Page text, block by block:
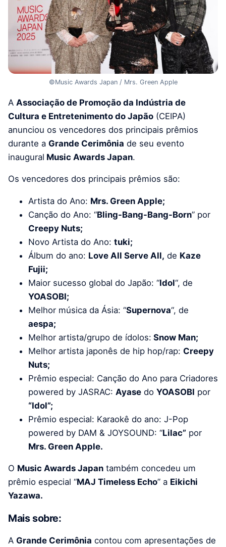
©Music Awards Japan / Mrs. Green Apple
A Associação de Promoção da Indústria de
Cultura e Entretenimento do Japão (CEIPA)
anunciou os vencedores dos principais prêmios
durante a Grande Cerimônia de seu evento
inaugural Music Awards Japan.
Os vencedores dos principais prêmios são:
Artista do Ano: Mrs. Green Apple;
Canção do Ano: “Bling-Bang-Bang-Born” por
Creepy Nuts;
Novo Artista do Ano: tuki;
Álbum do ano: Love All Serve All, de Kaze
Fujii;
Maior sucesso global do Japão: “Idol“, de
YOASOBI;
Melhor música da Ásia: “Supernova“, de
aespa;
Melhor artista/grupo de ídolos: Snow Man;
Melhor artista japonês de hip hop/rap: Creepy
Nuts;
Prêmio especial: Canção do Ano para Criadores
powered by JASRAC: Ayase do YOASOBI por
“Idol”;
Prêmio especial: Karaokê do ano: J-Pop
powered by DAM & JOYSOUND: “Lilac” por
Mrs. Green Apple.
O Music Awards Japan também concedeu um
prêmio especial “MAJ Timeless Echo” a Eikichi
Yazawa.
Mais sobre:
A Grande Cerimônia contou com apresentações de